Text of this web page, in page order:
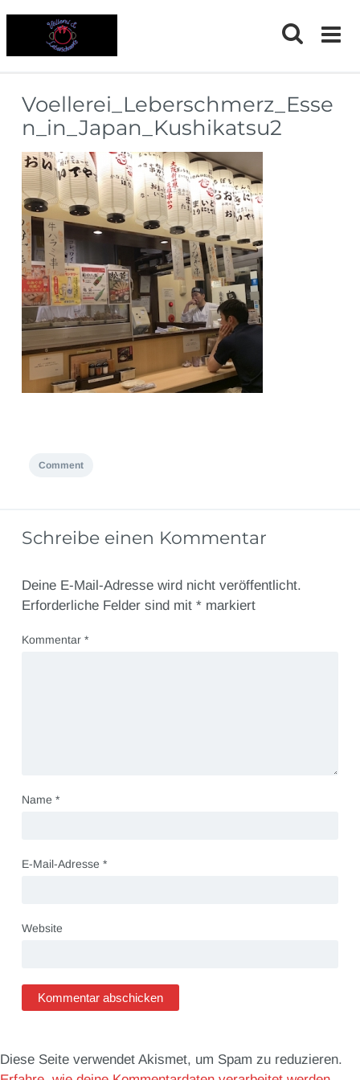
Voellerei_Leberschmerz_Esse
n_in_Japan_Kushikatsu2
Comment
Schreibe einen Kommentar
Deine E-Mail-Adresse wird nicht veröffentlicht.
Erforderliche Felder sind mit *markiert
Kommentar *
Name *
E-Mail-Adresse *
Website
Diese Seite verwendet Akismet, um Spam zu reduzieren.